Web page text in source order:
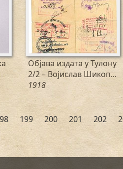
Објава издата у Тулону
2/2 – Војислав Шикоп...
1918
199 200 201 202